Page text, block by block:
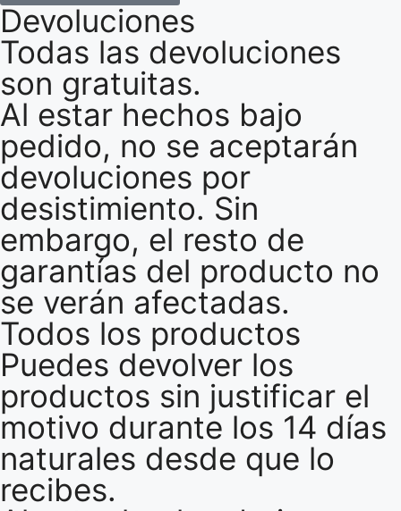
Devoluciones
Todas las devoluciones
son gratuitas.
Al estar hechos bajo
pedido, no se aceptarán
devoluciones por
desistimiento. Sin
embargo, el resto de
garantías del producto no
se verán afectadas.
Todos los productos
Puedes devolver los
productos sin justificar el
motivo durante los 14 días
naturales desde que lo
recibes.